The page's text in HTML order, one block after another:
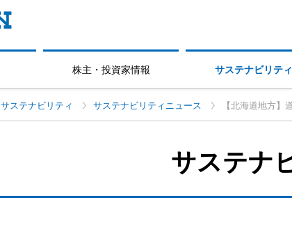
株主・投資家情報 サステナビリティ
サステナビリティ サステナビリティニュース 【北海道地方
サステナ